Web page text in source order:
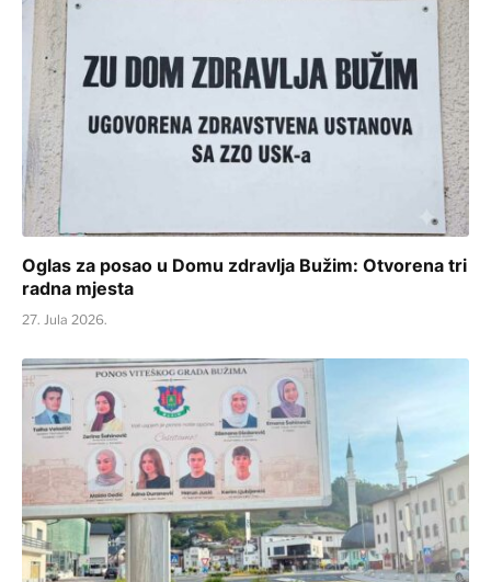
Oglas za posao u Domu zdravlja Bužim: Otvorena tri
radna mjesta
27. Jula 2026.